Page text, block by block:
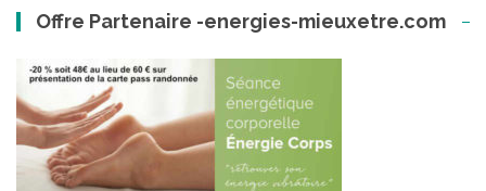
Offre Partenaire -energies-mieuxetre.com